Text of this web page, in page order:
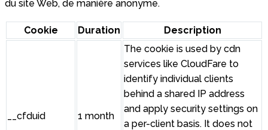
du site Web, de manière anonyme.
Cookie Duration Description
__cfduid 1 month
The cookie is used by cdn
services like CloudFare to
identify individual clients
behind a shared IP address
and apply security settings on
a per-client basis. It does not